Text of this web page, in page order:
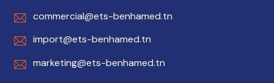
commercial@ets-benhamed.tn
import@ets-benhamed.tn
marketing@ets-benhamed.tn